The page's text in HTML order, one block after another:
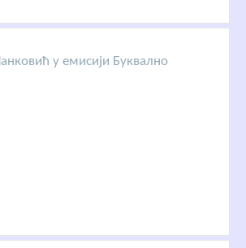
у емисији Буквално